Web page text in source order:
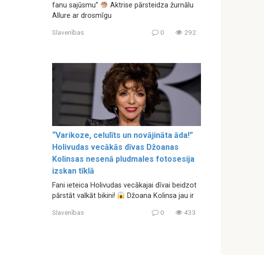
fanu sajūsmu”
Aktrise pārsteidza žurnālu
Allure ar drosmīgu
Slavenības 0 292
“Varikoze, celulīts un novājināta āda!”
Holivudas vecākās dīvas Džoanas
Kolinsas nesenā pludmales fotosesija
izskan tīklā
Fani ieteica Holivudas vecākajai dīvai beidzot
pārstāt valkāt bikini!
Džoana Kolinsa jau ir
Slavenības 0 433